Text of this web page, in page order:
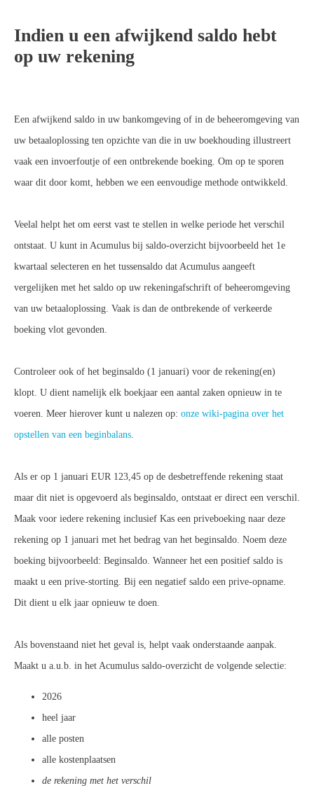
Indien u een afwijkend saldo hebt
op uw rekening
Een afwijkend saldo in uw bankomgeving of in de beheeromgeving van
uw betaaloplossing ten opzichte van die in uw boekhouding illustreert
vaak een invoerfoutje of een ontbrekende boeking. Om op te sporen
waar dit door komt, hebben we een eenvoudige methode ontwikkeld.
Veelal helpt het om eerst vast te stellen in welke periode het verschil
ontstaat. U kunt in Acumulus bij saldo-overzicht bijvoorbeeld het 1e
kwartaal selecteren en het tussensaldo dat Acumulus aangeeft
vergelijken met het saldo op uw rekeningafschrift of beheeromgeving
van uw betaaloplossing. Vaak is dan de ontbrekende of verkeerde
boeking vlot gevonden.
Controleer ook of het beginsaldo (1 januari) voor de rekening(en)
klopt. U dient namelijk elk boekjaar een aantal zaken opnieuw in te
voeren. Meer hierover kunt u nalezen op: onze wiki-pagina over het
opstellen van een beginbalans.
Als er op 1 januari EUR 123,45 op de desbetreffende rekening staat
maar dit niet is opgevoerd als beginsaldo, ontstaat er direct een verschil.
Maak voor iedere rekening inclusief Kas een priveboeking naar deze
rekening op 1 januari met het bedrag van het beginsaldo. Noem deze
boeking bijvoorbeeld: Beginsaldo. Wanneer het een positief saldo is
maakt u een prive-storting. Bij een negatief saldo een prive-opname.
Dit dient u elk jaar opnieuw te doen.
Als bovenstaand niet het geval is, helpt vaak onderstaande aanpak.
Maakt u a.u.b. in het Acumulus saldo-overzicht de volgende selectie:
2026
heel jaar
alle posten
alle kostenplaatsen
de rekening met het verschil